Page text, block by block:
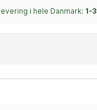
i hele Danmark: 1-